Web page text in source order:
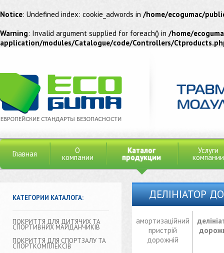
Notice: Undefined index: cookie_adwords in /home/ecogumac/
Warning: Invalid argument supplied for foreach() in /home/
application/modules/Catalogue/code/Controllers/
Главная О
компании
Каталог
продукции
Услуги
компании
КАТЕГОРИИ КАТАЛОГА:
ПОКРИТТЯ ДЛЯ ДИТЯЧИХ ТА
СПОРТИВНИХ МАЙДАНЧИКІВ
ПОКРИТТЯ ДЛЯ СПОРТЗАЛУ ТА
СПОРТКОМПЛЕКСІВ
ДЕЛІНІАТОР
амортизаційний
пристрій
дорожній